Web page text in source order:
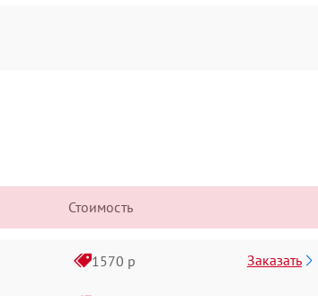
Стоимость
1570 р Заказать